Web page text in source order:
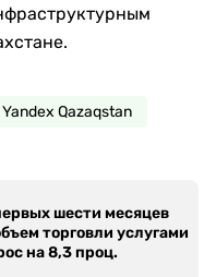
Yandex Qazaqstan
шести месяцев
торговли услугами
на 8,3 проц.